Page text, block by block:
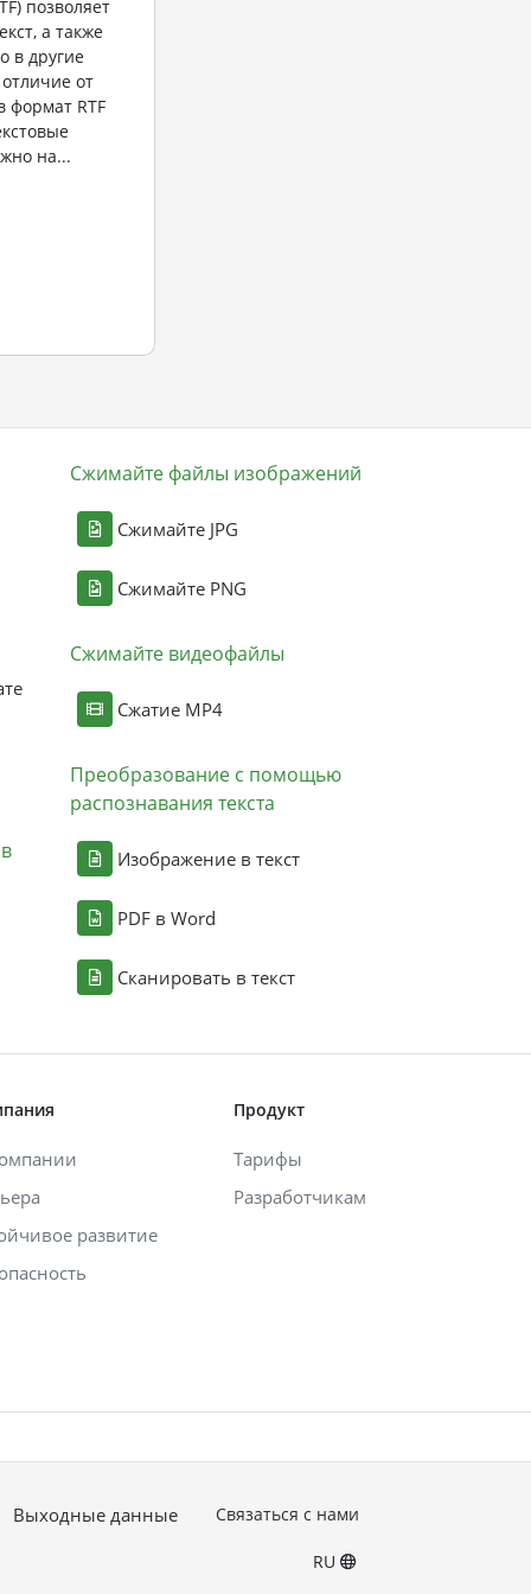
позволяет
а также
в другие
от
формат RTF
на...
Сжимайте файлы изображений
Сжимайте JPG
Сжимайте PNG
Сжимайте видеофайлы
Сжатие MP4
Преобразование с помощью
распознавания текста
Изображение в текст
PDF в Word
Сканировать в текст
развитие
Продукт
Тарифы
Разработчикам
Выходные данные Связаться с нами
RU